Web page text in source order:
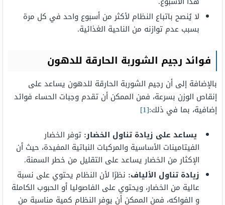
لا يُنصح باتباع النظام لأكثر من أسبوع واحد في كل مرة
بسبب عدم توازنه من الناحية الغذائية.
فوائد رجيم الشوربة الحارقة للدهون
بالإضافة إلى أن رجيم الشوربة الحارقة للدهون يساعد على
إنقاص الوزن بسرعة، فمن الممكن أن تقدم وجبات الحساء فوائد
إضافية، بما في ذلك:[1]
يساعد على زيادة تناول الخضار: توفر الخضار
الفيتامينات الأساسية والمركبات النباتية المفيدة، حيث أن
الإكثار من الخضار يساعد على التقليل من خطر السمنة.
زيادة تناول الألياف: نظرًا لأن النظام يحتوي على نسبة
عالية من الخضار، ويحتوي على الفاصوليا أو الحبوب الكاملة
و الفواكه، فمن الممكن أن يوفر النظام كمية مناسبة من